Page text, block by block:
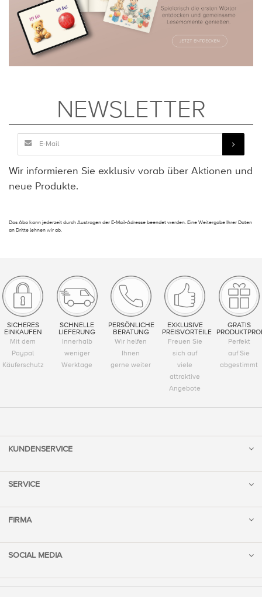
NEWSLETTER
Wir informieren Sie exklusiv vorab über Aktionen und
neue Produkte.
Das Abo kann jederzeit durch Austragen der E-Mail-Adresse beendet werden. Eine Weitergabe Ihrer Daten
an Dritte lehnen wir ab.
SICHERES
EINKAUFEN
Mit dem
Paypal
Käuferschutz
SCHNELLE
LIEFERUNG
Innerhalb
weniger
Werktage
PERSÖNLICHE
BERATUNG
Wir helfen
Ihnen
gerne weiter
EXKLUSIVE
PREISVORTEILE
Freuen Sie
sich auf
viele
attraktive
Angebote
GRATIS
Perfekt
auf Sie
abgestimmt
KUNDENSERVICE
SERVICE
FIRMA
SOCIAL MEDIA